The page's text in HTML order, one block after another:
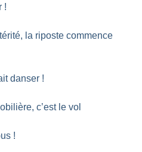
!
la riposte commence
danser !
c’est le vol
!